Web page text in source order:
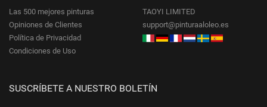
Las 500 mejores pinturas
Opiniones de Clientes
Política de Privacidad
Condiciones de Uso
TAOYI LIMITED
support@pinturaaloleo.es
SUSCRÍBETE A NUESTRO BOLETÍN